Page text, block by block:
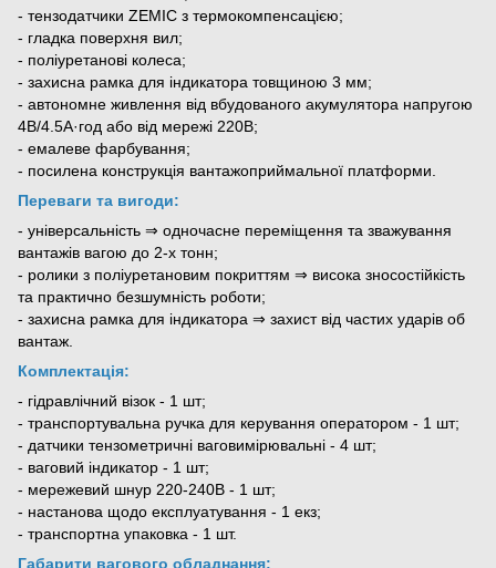
- тензодатчики ZEMIC з термокомпенсацією;
- гладка поверхня вил;
- поліуретанові колеса;
- захисна рамка для індикатора товщиною 3 мм;
- автономне живлення від вбудованого акумулятора напругою
4В/4.5А·год або від мережі 220В;
- емалеве фарбування;
- посилена конструкція вантажоприймальної платформи.
Переваги та вигоди:
- універсальність ⇒ одночасне переміщення та зважування
вантажів вагою до 2-х тонн;
- ролики з поліуретановим покриттям ⇒ висока зносостійкість
та практично безшумність роботи;
- захисна рамка для індикатора ⇒ захист від частих ударів об
вантаж.
Комплектація:
- гідравлічний візок - 1 шт;
- транспортувальна ручка для керування оператором - 1 шт;
- датчики тензометричні ваговимірювальні - 4 шт;
- ваговий індикатор - 1 шт;
- мережевий шнур 220-240В - 1 шт;
- настанова щодо експлуатування - 1 екз;
- транспортна упаковка - 1 шт.
Габарити вагового обладнання: